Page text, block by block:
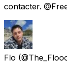
contacter.
Flo